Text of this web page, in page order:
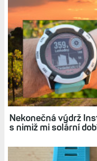
Nekonečná výdrž
s nimiž mi solární